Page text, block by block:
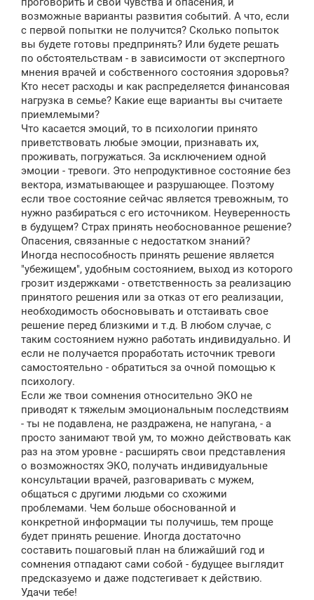
возможные варианты развития событий. А что, если
с первой попытки не получится? Сколько попыток
вы будете готовы предпринять? Или будете решать
по обстоятельствам - в зависимости от экспертного
мнения врачей и собственного состояния здоровья?
Кто несет расходы и как распределяется финансовая
нагрузка в семье? Какие еще варианты вы считаете
приемлемыми?
Что касается эмоций, то в психологии принято
приветствовать любые эмоции, признавать их,
проживать, погружаться. За исключением одной
эмоции - тревоги. Это непродуктивное состояние без
вектора, изматывающее и разрушающее. Поэтому
если твое состояние сейчас является тревожным, то
нужно разбираться с его источником. Неуверенность
в будущем? Страх принять необоснованное решение?
Опасения, связанные с недостатком знаний?
Иногда неспособность принять решение является
"убежищем", удобным состоянием, выход из которого
грозит издержками - ответственность за реализацию
принятого решения или за отказ от его реализации,
необходимость обосновывать и отстаивать свое
решение перед близкими и т.д. В любом случае, с
таким состоянием нужно работать индивидуально. И
если не получается проработать источник тревоги
самостоятельно - обратиться за очной помощью к
психологу.
Если же твои сомнения относительно ЭКО не
приводят к тяжелым эмоциональным последствиям
- ты не подавлена, не раздражена, не напугана, - а
просто занимают твой ум, то можно действовать как
раз на этом уровне - расширять свои представления
о возможностях ЭКО, получать индивидуальные
консультации врачей, разговаривать с мужем,
общаться с другими людьми со схожими
проблемами. Чем больше обоснованной и
конкретной информации ты получишь, тем проще
будет принять решение. Иногда достаточно
составить пошаговый план на ближайший год и
сомнения отпадают сами собой - будущее выглядит
предсказуемо и даже подстегивает к действию.
Удачи тебе!